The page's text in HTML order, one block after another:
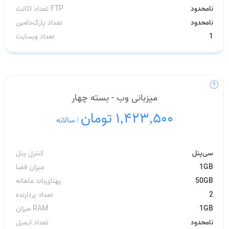
تعداد اکانت FTP
نامحدود
تعداد پارک‌دامین
نامحدود
تعداد وبسایت
1
میزبانی وب - بسته چهار
1,423,500 تومان /سالانه
کنترل پنل
سی‌پنل
میزان فضا
1GB
پهنای‌باند ماهانه
50GB
تعداد پردازنده
2
میزان RAM
1GB
تعداد ایمیل
نامحدود